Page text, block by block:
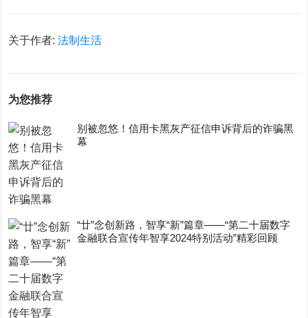
关于作者:法制生活
为您推荐
别被忽悠！信用卡黑灰产征信申诉背后的诈骗黑
幕
“廿”念创新路，智享“新”篇章——“第二十届数字
金融联合宣传年智享2024特别活动”精彩回顾